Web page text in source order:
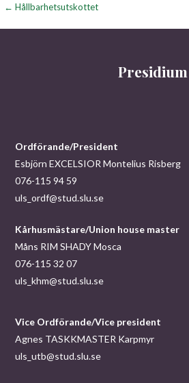
Inläggsnavigering
← Hållbarhetsutskottet
Presidium
Ordförande/President
Esbjörn EXCELSIOR Montelius Risberg
076-115 94 59
uls_ordf@stud.slu.se
Kårhusmästare/Union house master
Måns RIM SHADY Mosca
076-115 32 07
uls_khm@stud.slu.se
Vice Ordförande/Vice president
Agnes TASKKMASTER Karpmyr
uls_utb@stud.slu.se